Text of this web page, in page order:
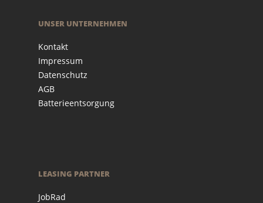
UNSER UNTERNEHMEN
Kontakt
Impressum
Datenschutz
AGB
Batterieentsorgung
LEASING PARTNER
JobRad